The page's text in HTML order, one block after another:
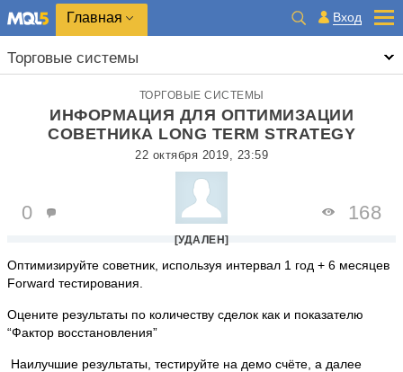
Главная Вход
Торговые системы
ТОРГОВЫЕ СИСТЕМЫ
ИНФОРМАЦИЯ ДЛЯ ОПТИМИЗАЦИИ
СОВЕТНИКА LONG TERM STRATEGY
22 октября 2019, 23:59
[УДАЛЕН]
0 168
Оптимизируйте советник, используя интервал 1 год + 6 месяцев
Forward тестирования.
Оцените результаты по количеству сделок как и показателю
“Фактор восстановления”
Наилучшие результаты, тестируйте на демо счёте, а далее